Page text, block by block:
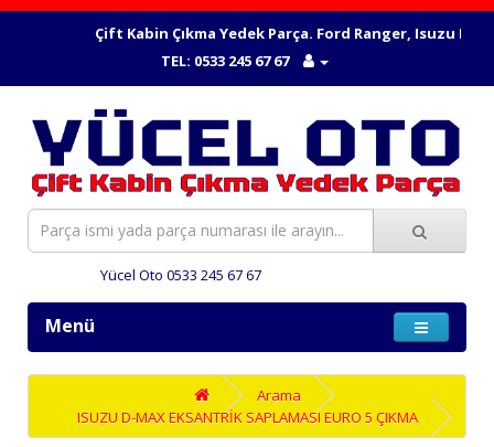
Çift Kabin Çıkma Yedek Parça. Ford Ranger, Isuzu
TEL: 0533 245 67 67
Yücel Oto 0533 245 67 67
Menü
Arama
ISUZU D-MAX EKSANTRİK SAPLAMASI EURO 5 ÇIKMA